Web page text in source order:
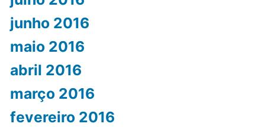
junho 2016
maio 2016
abril 2016
março 2016
fevereiro 2016